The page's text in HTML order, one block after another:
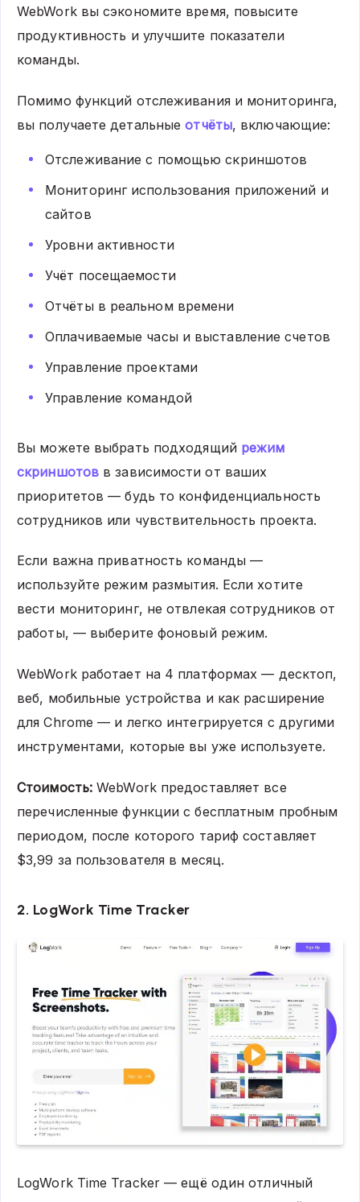
WebWork вы сэкономите время, повысите
продуктивность и улучшите показатели
команды.
Помимо функций отслеживания и мониторинга,
вы получаете детальныеотчёты, включающие:
Отслеживание с помощью скриншотов
Мониторинг использования приложений и
сайтов
Уровни активности
Учёт посещаемости
Отчёты в реальном времени
Оплачиваемые часы и выставление счетов
Управление проектами
Управление командой
Вы можете выбрать подходящий режим
скриншотов в зависимости от ваших
приоритетов — будь то конфиденциальность
сотрудников или чувствительность проекта.
Если важна приватность команды —
используйте режим размытия. Если хотите
вести мониторинг, не отвлекая сотрудников от
работы, — выберите фоновый режим.
WebWork работает на 4 платформах — десктоп,
веб, мобильные устройства и как расширение
для Chrome — и легко интегрируется с другими
инструментами, которые вы уже используете.
Стоимость: WebWork предоставляет все
перечисленные функции с бесплатным пробным
периодом, после которого тариф составляет
$3,99 за пользователя в месяц.
2. LogWork Time Tracker
LogWork Time Tracker — ещё один отличный